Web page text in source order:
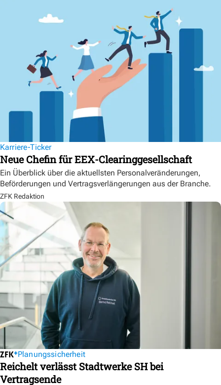
Karriere-Ticker
Neue Chefin für EEX-Clearinggesellschaft
Ein Überblick über die aktuellsten Personalveränderungen,
Beförderungen und Vertragsverlängerungen aus der Branche.
ZFK Redaktion
Planungssicherheit
Reichelt verlässt Stadtwerke SH bei
Vertragsende